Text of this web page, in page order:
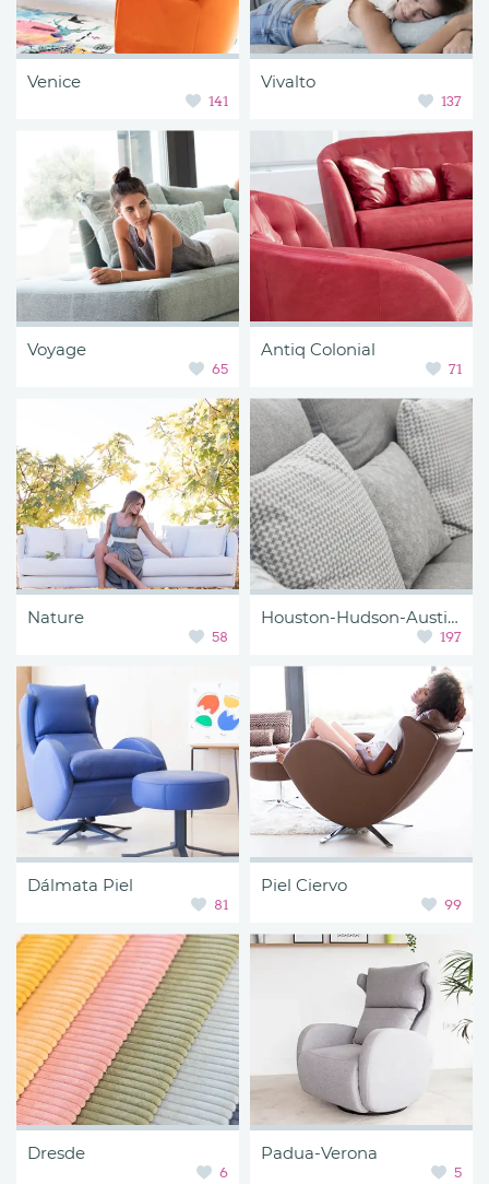
Venice
141
Vivalto
137
Voyage
65
Antiq Colonial
71
Nature
58
Houston-Hudson-Austin-Florida-Lincoln-Newark
197
Dálmata Piel
81
Piel Ciervo
99
Dresde
6
Padua-Verona
5